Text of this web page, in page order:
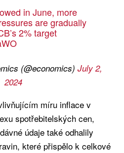
in June, more
are gradually
2% target
(@economics) July 2,
2024
míru inflace v
spotřebitelských cen,
údaje také odhalily
které přispělo k celkové